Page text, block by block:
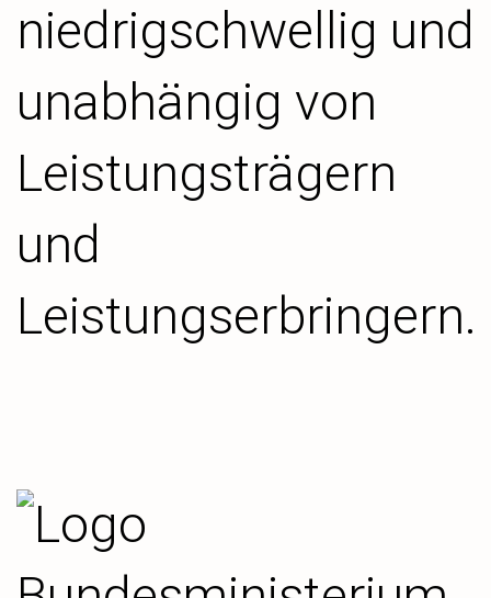
niedrigschwellig und
unabhängig von
Leistungsträgern
und
Leistungserbringern.